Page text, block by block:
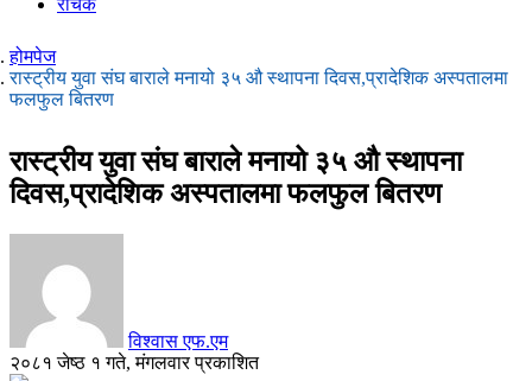
रोचक
होमपेज
रास्ट्रीय युवा संघ बाराले मनायो ३५ औ स्थापना दिवस,प्रादेशिक अस्पतालमा
फलफुल बितरण
रास्ट्रीय युवा संघ बाराले मनायो ३५ औ स्थापना
दिवस,प्रादेशिक अस्पतालमा फलफुल बितरण
विश्वास एफ.एम
२०८१ जेष्ठ १ गते, मंगलवार प्रकाशित